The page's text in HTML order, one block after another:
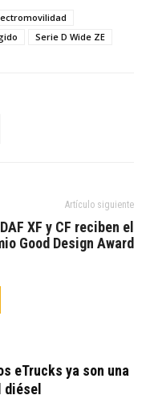
Serie D Wide ZE
Artículo siguiente
DAF XF y CF reciben el
Good Design Award
eTrucks ya son una
diésel